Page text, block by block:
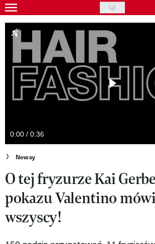
Skip
to
main
content
Gwiazdy
Moda
Uroda
Kultura
Wideo
Nasze akcje
VIVA!ART
VIVA!MODA
0:00 / 0:36
Newsy
O tej fryzurze Kai
pokazu Valentino
wszyscy!